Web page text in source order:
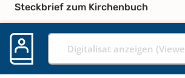
Steckbrief zum Kirchenbuch
Digitalisat anzeigen